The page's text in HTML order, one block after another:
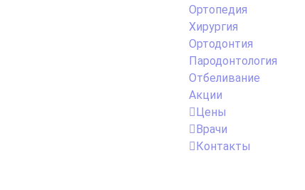
Ортопедия
Хирургия
Ортодонтия
Пародонтология
Отбеливание
Акции
Цены
Врачи
Контакты